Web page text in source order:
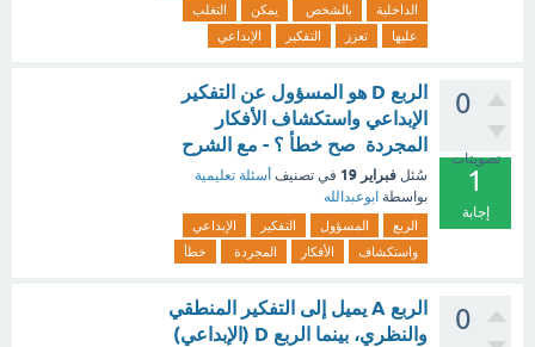
الداخلية
بالشخص يمكن
التغلب
عليها
تعزز التفكير الإبداعي
0
تصويتات
1
إجابة
الربع D هو المسؤول عن التفكير
الإبداعي واستكشاف الأفكار
المجردة صح خطأ ؟ - مع الشرح
سُئل فبراير 19 في تصنيف أسئلة تعليمية
بواسطة ابوعبدالله
الربع المسؤول التفكير
الإبداعي
واستكشاف
الأفكار المجردة خطأ
0
الربع A يميل إلى التفكير المنطقي
والنظري، بينما الربع D (الإبداعي)